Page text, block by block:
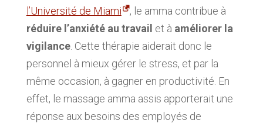
l’Université de Miami
, le amma contribue à
réduire l’anxiété au travail et à améliorer la
vigilance. Cette thérapie aiderait donc le
personnel à mieux gérer le stress, et par la
même occasion, à gagner en productivité. En
effet, le massage amma assis apporterait une
réponse aux besoins des employés de